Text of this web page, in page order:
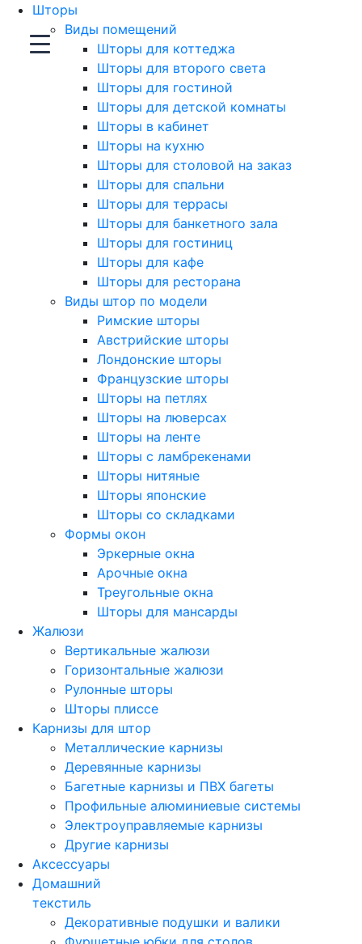
Шторы
Виды помещений
Шторы для коттеджа
Шторы для второго света
Шторы для гостиной
Шторы для детской комнаты
Шторы в кабинет
Шторы на кухню
Шторы для столовой на заказ
Шторы для спальни
Шторы для террасы
Шторы для банкетного зала
Шторы для гостиниц
Шторы для кафе
Шторы для ресторана
Виды штор по модели
Римские шторы
Австрийские шторы
Лондонские шторы
Французские шторы
Шторы на петлях
Шторы на люверсах
Шторы на ленте
Шторы с ламбрекенами
Шторы нитяные
Шторы японские
Шторы со складками
Формы окон
Эркерные окна
Арочные окна
Треугольные окна
Шторы для мансарды
Жалюзи
Вертикальные жалюзи
Горизонтальные жалюзи
Рулонные шторы
Шторы плиссе
Карнизы для штор
Металлические карнизы
Деревянные карнизы
Багетные карнизы и ПВХ багеты
Профильные алюминиевые системы
Электроуправляемые карнизы
Другие карнизы
Аксессуары
Домашний
текстиль
Декоративные подушки и валики